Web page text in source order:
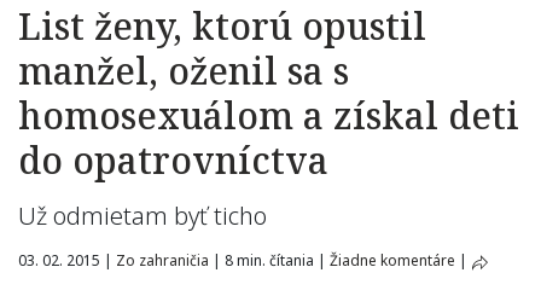
List ženy, ktorú opustil
manžel, oženil sa s
homosexuálom a získal deti
do opatrovníctva
Už odmietam byť ticho
03. 02. 2015 | Zo zahraničia | 8 min. čítania | Žiadne komentáre |